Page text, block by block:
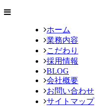
ホーム
業務内容
こだわり
採用情報
BLOG
会社概要
お問い合わせ
サイトマップ